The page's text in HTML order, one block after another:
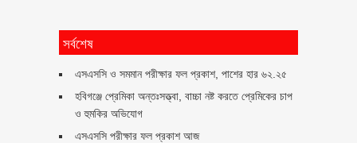
সর্বশেষ
এসএসসি ও সমমান পরীক্ষার ফল প্রকাশ, পাশের হার ৬২.২৫
হবিগঞ্জে প্রেমিকা অন্তঃসত্ত্বা, বাচ্চা নষ্ট করতে প্রেমিকের চাপ
ও হুমকির অভিযোগ
এসএসসি পরীক্ষার ফল প্রকাশ আজ